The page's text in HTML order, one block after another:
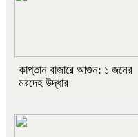
কাপ্তান বাজারে আগুন: ১ জনের
মরদেহ উদ্ধার